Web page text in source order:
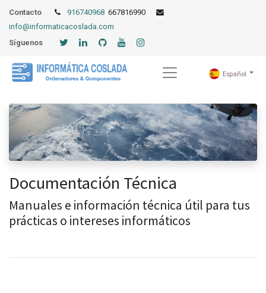
Contacto 916740968 667816990
info@informaticacoslada.com
Síguenos
Español
Documentación Técnica
Manuales e información técnica útil para tus
prácticas o intereses informáticos